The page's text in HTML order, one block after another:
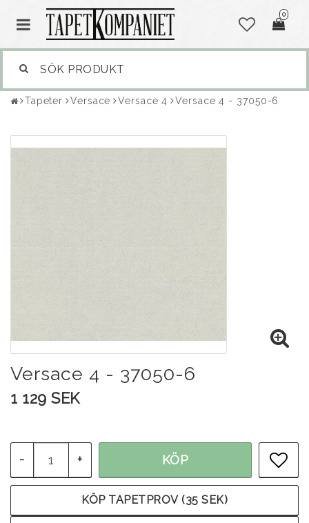
0
Tapeter Versace Versace 4 Versace 4 - 37050-6
Versace 4 - 37050-6
1 129 SEK
- + KÖP
KÖP TAPETPROV (35 SEK)